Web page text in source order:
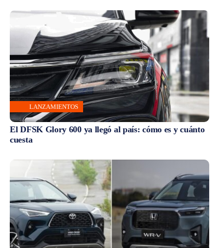
LANZAMIENTOS
El DFSK Glory 600 ya llegó al país: cómo es y cuánto
cuesta